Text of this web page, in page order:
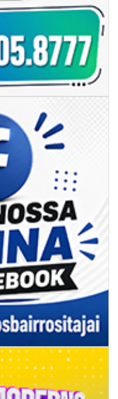
Santa Catarina terá
vento Sul
com diversas